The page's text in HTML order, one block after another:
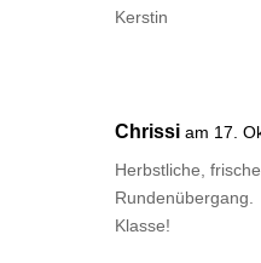
Kerstin
Chrissi am 17.
Herbstliche,
Rundenübergang.
Klasse!